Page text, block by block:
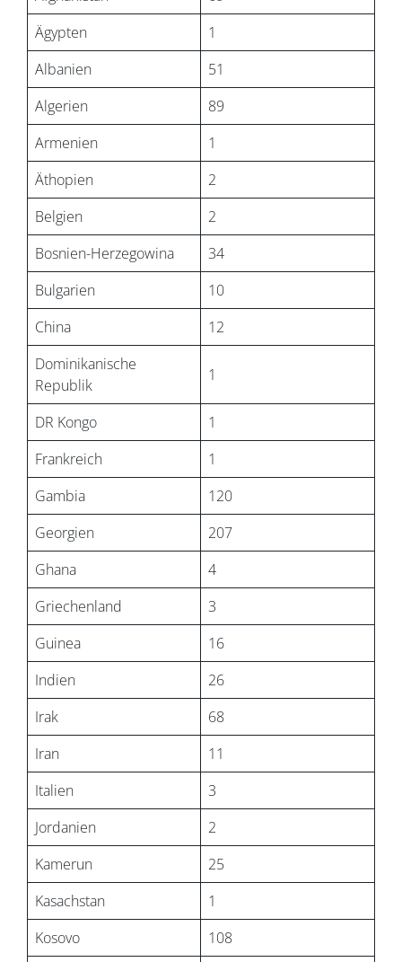
Ägypten
1
Albanien
51
Algerien
89
Armenien
1
Äthopien
2
Belgien
2
Bosnien-Herzegowina
34
Bulgarien
10
China
12
Dominikanische
Republik
1
DR Kongo
1
Frankreich
1
Gambia
120
Georgien
207
Ghana
4
Griechenland
3
Guinea
16
Indien
26
Irak
68
Iran
11
Italien
3
Jordanien
2
Kamerun
25
Kasachstan
1
Kosovo
108